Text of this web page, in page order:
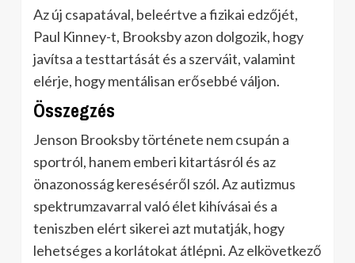
Az új csapatával, beleértve a fizikai edzőjét,
Paul Kinney-t, Brooksby azon dolgozik, hogy
javítsa a testtartását és a szerváit, valamint
elérje, hogy mentálisan erősebbé váljon.
Összegzés
Jenson Brooksby története nem csupán a
sportról, hanem emberi kitartásról és az
önazonosság kereséséről szól. Az autizmus
spektrumzavarral való élet kihívásai és a
teniszben elért sikerei azt mutatják, hogy
lehetséges a korlátokat átlépni. Az elkövetkező